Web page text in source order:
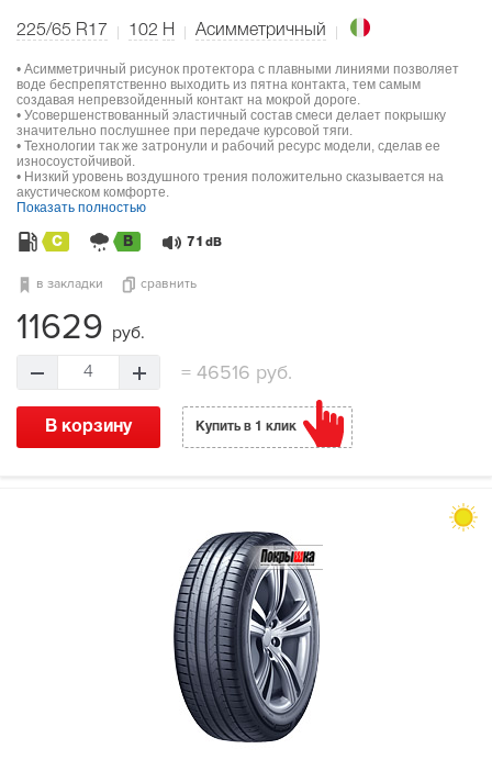
225/65 R17 102 H Асимметричный
• Асимметричный рисунок протектора с плавными линиями позволяет
воде беспрепятственно выходить из пятна контакта, тем самым
создавая непревзойденный контакт на мокрой дороге.
• Усовершенствованный эластичный состав смеси делает покрышку
значительно послушнее при передаче курсовой тяги.
• Технологии так же затронули и рабочий ресурс модели, сделав ее
износоустойчивой.
• Низкий уровень воздушного трения положительно сказывается на
акустическом комфорте.
Показать полностью
C B 71 dB
в закладки сравнить
11629 руб.
4 = 46516 руб.
В корзину Купить в 1 клик